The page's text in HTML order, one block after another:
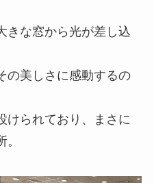
きな窓から光が差し込
の美しさに感動するの
けられており、まさに